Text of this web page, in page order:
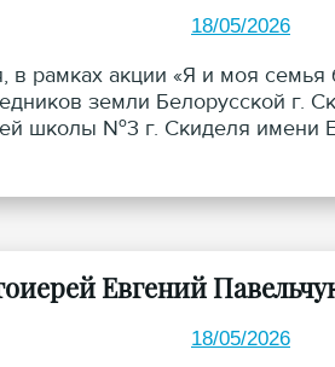
18/05/2026
в рамках акции «Я и моя
земли Белорусской г.
школы №3 г. Скиделя имени
Евгений
18/05/2026